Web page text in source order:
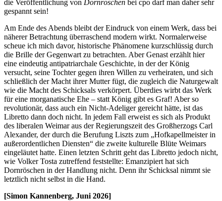
die Veröffentlichung von Dornröschen bei cpo darf man daher sehr
gespannt sein!
Am Ende des Abends bleibt der Eindruck von einem Werk, dass bei
näherer Betrachtung überraschend modern wirkt. Normalerweise
scheue ich mich davor, historische Phänomene kurzschlüssig durch
die Brille der Gegenwart zu betrachten. Aber Genast erzählt hier
eine eindeutig antipatriarchale Geschichte, in der der König
versucht, seine Tochter gegen ihren Willen zu verheiraten, und sich
schließlich der Macht ihrer Mutter fügt, die zugleich die Naturgewalt
wie die Macht des Schicksals verkörpert. Überdies wirbt das Werk
für eine morganatische Ehe – statt König gibt es Graf! Aber so
revolutionär, dass auch ein Nicht-Adeliger gereicht hätte, ist das
Libretto dann doch nicht. In jedem Fall erweist es sich als Produkt
des liberalen Weimar aus der Regierungszeit des Großherzogs Carl
Alexander, der durch die Berufung Liszts zum „Hofkapellmeister in
außerordentlichen Diensten“ die zweite kulturelle Blüte Weimars
eingeläutet hatte. Einen letzten Schritt geht das Libretto jedoch nicht,
wie Volker Tosta zutreffend feststellte: Emanzipiert hat sich
Dornröschen in der Handlung nicht. Denn ihr Schicksal nimmt sie
letztlich nicht selbst in die Hand.
[Simon Kannenberg, Juni 2026]